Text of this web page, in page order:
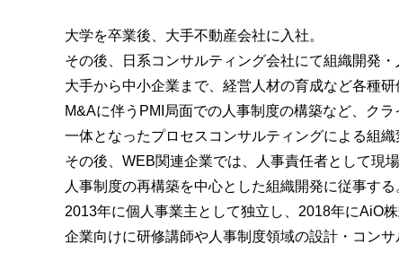
大学を卒業後、大手不動産会社に入社。
その後、日系コンサルティング会社にて組織開発・
大手から中小企業まで、経営人材の育成など各種研
M&Aに伴うPMI局面での人事制度の構築など、クラ
一体となったプロセスコンサルティングによる組織
その後、WEB関連企業では、人事責任者として現
人事制度の再構築を中心とした組織開発に従事する
2013年に個人事業主として独立し、2018年にAiO株
企業向けに研修講師や人事制度領域の設計・コンサ